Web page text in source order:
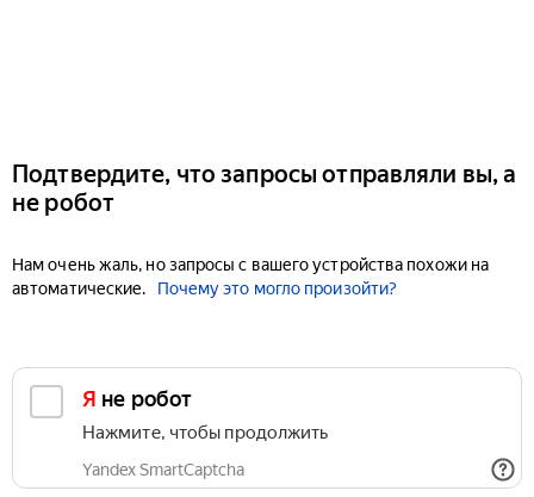
Подтвердите, что запросы отправляли вы, а
не робот
Нам очень жаль, но запросы с вашего устройства похожи на
автоматические.
Почему это могло произойти?
Я не робот
Нажмите, чтобы продолжить
Yandex SmartCaptcha